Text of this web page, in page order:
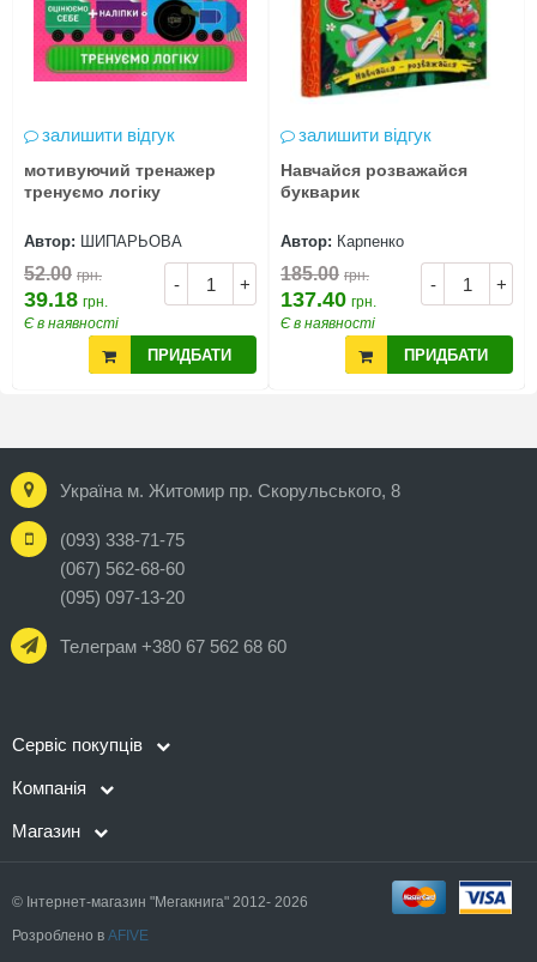
залишити відгук
мотивуючий тренажер
тренуємо логіку
Автор: ШИПАРЬОВА
- +
52.00 грн.
39.18 грн.
Є в наявності
ПРИДБАТИ
залишити відгук
Навчайся розважайся
букварик
Автор: Карпенко
- +
185.00 грн.
137.40 грн.
Є в наявності
ПРИДБАТИ
Україна м. Житомир пр. Скорульського, 8
(093) 338-71-75
(067) 562-68-60
(095) 097-13-20
Телеграм +380 67 562 68 60
Сервіс покупців
Компанія
Магазин
© Інтернет-магазин "Мегакнига" 2012- 2026
Розроблено в AFIVE